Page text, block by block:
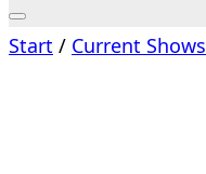
Seitenleiste
Start / Current Shows